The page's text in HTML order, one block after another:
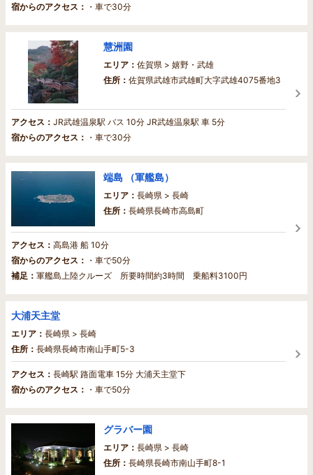
宿からのアクセス： ・車で30分
慧洲園
エリア： 佐賀県 > 嬉野・武雄
住所： 佐賀県武雄市武雄町大字武雄4075番地3
アクセス： JR武雄温泉駅 バス 10分 JR武雄温泉駅 車 5分
宿からのアクセス： ・車で30分
端島 （軍艦島）
エリア： 長崎県 > 長崎
住所： 長崎県長崎市高島町
アクセス： 高島港 船 10分
宿からのアクセス： ・車で50分
補足： 軍艦島上陸クルーズ 所要時間約3時間 乗船料3100円
大浦天主堂
エリア： 長崎県 > 長崎
住所： 長崎県長崎市南山手町5-3
アクセス： 長崎駅 路面電車 15分 大浦天主堂下
宿からのアクセス： ・車で50分
グラバー園
エリア： 長崎県 > 長崎
住所： 長崎県長崎市南山手町8-1